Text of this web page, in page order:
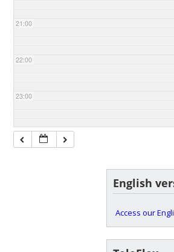
21:00
22:00
23:00
English
Access our